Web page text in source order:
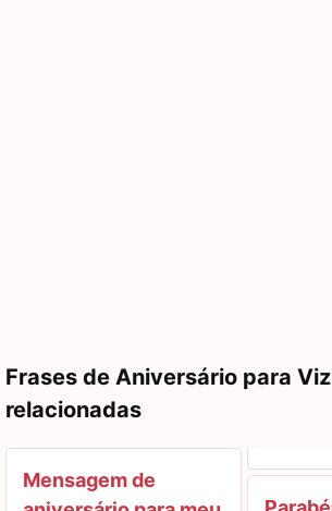
Frases de Aniversário para
relacionadas
Mensagem de